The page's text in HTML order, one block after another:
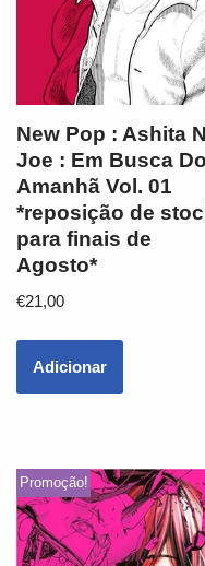
New Pop : Ashita
Joe : Em Busca Do
Amanhã Vol. 01
*reposição de
para finais de
Agosto*
€21,00
Adicionar
Promoção!